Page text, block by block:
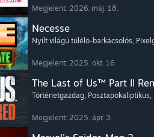
Megjelent: 2026. máj. 18.
Necesse
Nyílt világú túlélő-barkácsolós,
Megjelent: 2025. okt. 16.
The Last of Us™ Part II
Történetgazdag, Posztapokaliptikus,
Megjelent: 2025. ápr. 3.